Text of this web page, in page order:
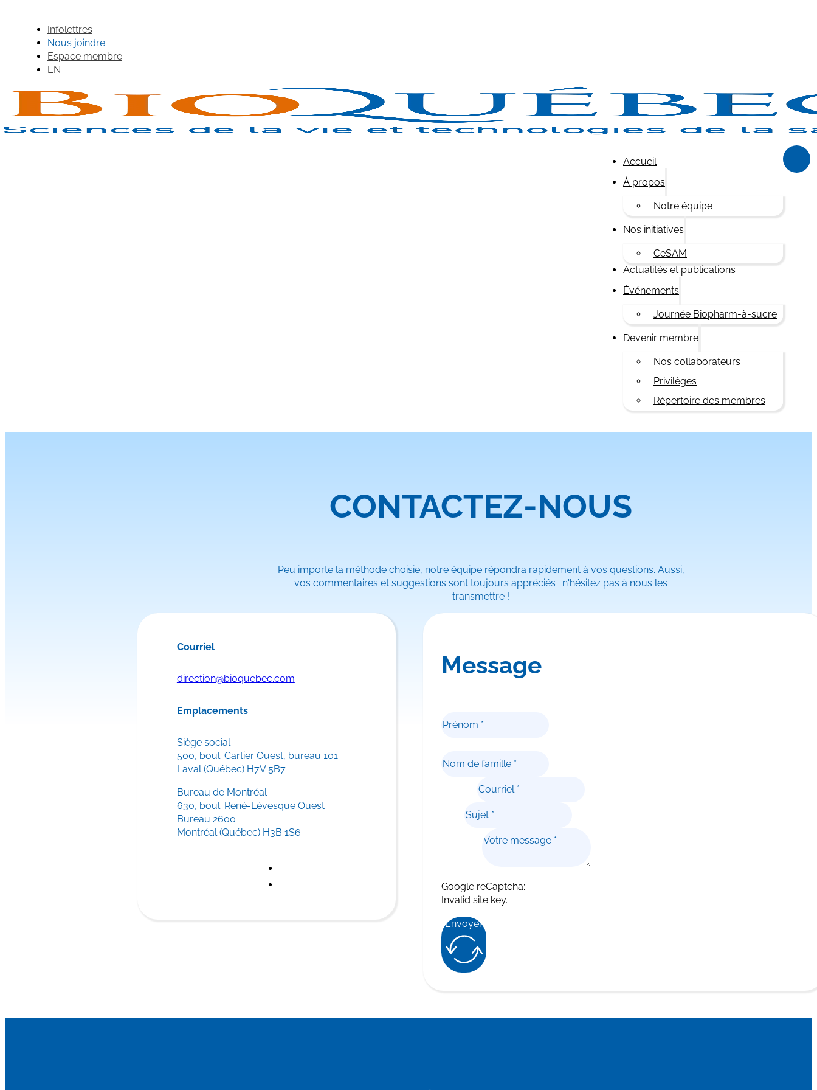
Accueil
À propos
Notre équipe
Nos initiatives
CeSAM
Actualités et publications
Événements
Journée Biopharm-à-sucre
Devenir membre
Nos collaborateurs
Privilèges
Répertoire des membres
Infolettres
Nous joindre
Espace membre
EN
CONTACTEZ-NOUS
Peu importe la méthode choisie, notre équipe répondra rapidement à vos questions. Aussi,
vos commentaires et suggestions sont toujours appréciés : n'hésitez pas à nous les
transmettre !
Courriel
direction@bioquebec.com
Emplacements
Siège social
500, boul. Cartier Ouest, bureau 101
Laval (Québec) H7V 5B7
Bureau de Montréal
630, boul. René-Lévesque Ouest
Bureau 2600
Montréal (Québec) H3B 1S6
Message
Google reCaptcha:
Invalid site key.
Envoyer